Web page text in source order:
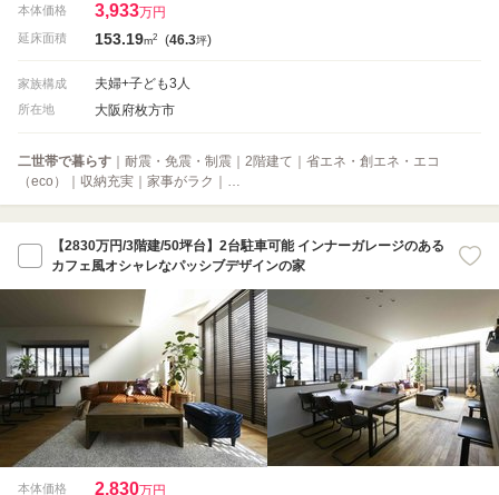
本体価格 3,933万円
延床面積 153.19m2 (46.3坪)
家族構成 夫婦+子ども3人
所在地 大阪府枚方市
二世帯で暮らす ｜耐震・免震・制震｜2階建て｜省エネ・創エネ・エコ
（eco）｜収納充実｜家事がラク｜…
【2830万円/3階建/50坪台】2台駐車可能 インナーガレージのある
カフェ風オシャレなパッシブデザインの家
本体価格 2,830万円